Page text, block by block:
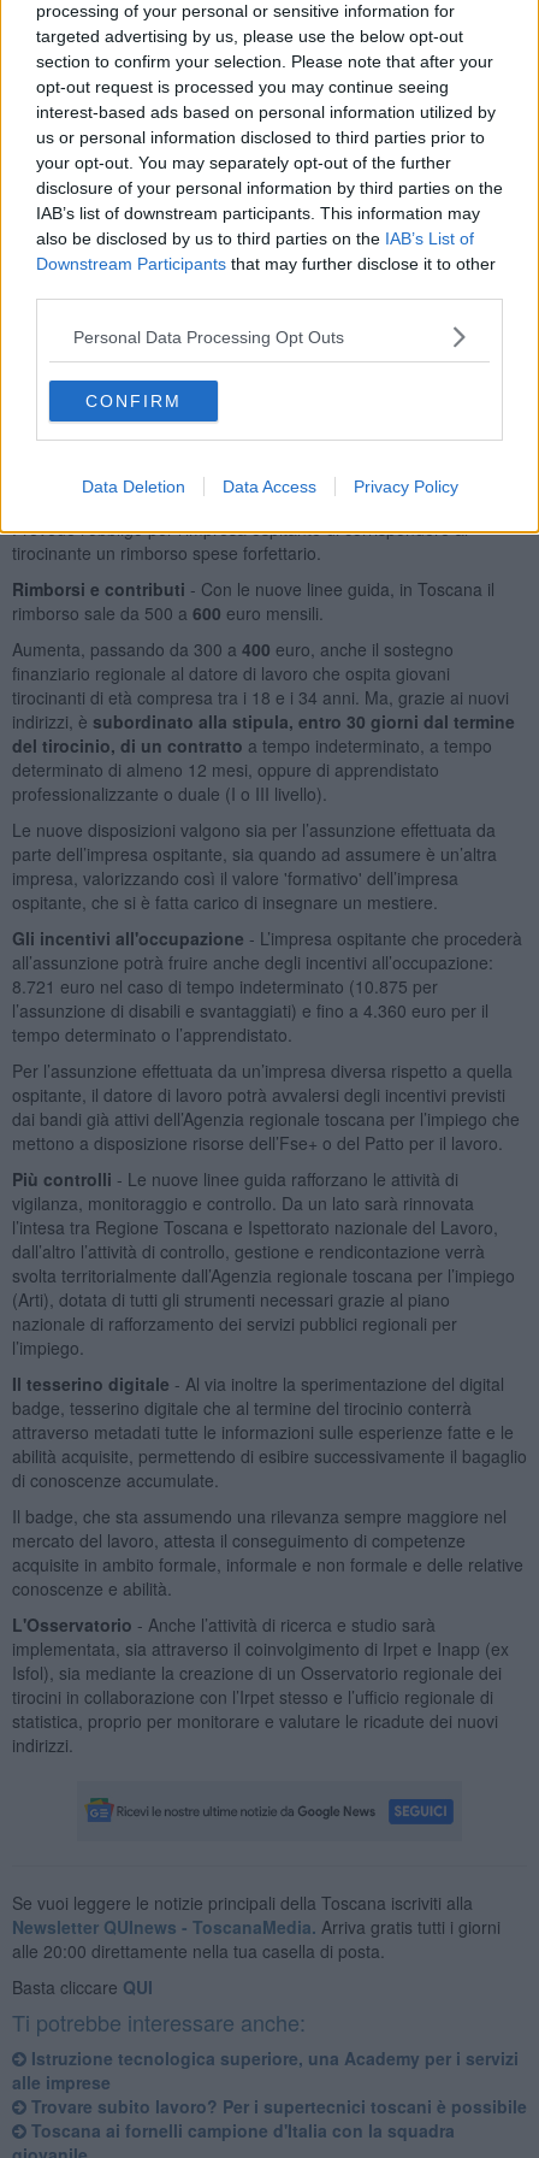
processing of your personal or sensitive information for
targeted advertising by us, please use the below opt-out
section to confirm your selection. Please note that after your
opt-out request is processed you may continue seeing
interest-based ads based on personal information utilized by
us or personal information disclosed to third parties prior to
your opt-out. You may separately opt-out of the further
disclosure of your personal information by third parties on the
IAB’s list of downstream participants. This information may
also be disclosed by us to third parties on the IAB’s List of
Downstream Participants that may further disclose it to other
Personal Data Processing Opt Outs
CONFIRM
Data Deletion Data Access Privacy Policy
firmato un contratto entro sei mesi. A seguire, si piazzano
Veneto
(66,9%),
Marche(66,4%), Umbria edEmilia-Romagna(66,1%), a
fronte di una media nazionale del 62%.
“È una riforma – ha osservato Nardini - che segna un radicale
cambio di paradigma ed è frutto di una approfondita
concertazione con le parti sociali". Ed ha aggiunto: "Il nostro
obiettivo è quello di qualificare lo strumento del tirocinio affinché
costituisca una valida opportunità formativa e offra un serio
orizzonte di buona occupazione, stabile, sicura e di qualità”.
Le novità punto per punto
- Il tirocinio è un'esperienza
formativa realizzata presso soggetti pubblici o privati con l’obiettivo
orientamento nel caso in cui sia svolto entro 24 mesi dal
conseguimento del diploma o della laurea, mentre ha finalità di
reinserimento qualora sia rivolto a disoccupati, beneficiarie e
altra occupazione.
Prevede l’obbligo per l’impresa ospitante di corrispondere al
tirocinante un rimborso spese forfettario.
Rimborsi e contributi - Con le nuove linee guida, in Toscana il
rimborso sale da 500 a 600 euro mensili.
Aumenta, passando da 300 a 400 euro, anche il sostegno
finanziario regionale al datore di lavoro che ospita giovani
tirocinanti di età compresa tra i 18 e i 34 anni. Ma, grazie ai nuovi
indirizzi, è subordinato alla stipula, entro 30 giorni dal termine
del tirocinio, di un contratto a tempo indeterminato, a tempo
determinato di almeno 12 mesi, oppure di apprendistato
professionalizzante o duale (I o III livello).
Le nuove disposizioni valgono sia per l’assunzione effettuata da
parte dell’impresa ospitante, sia quando ad assumere è un’altra
impresa, valorizzando così il valore 'formativo' dell’impresa
ospitante, che si è fatta carico di insegnare un mestiere.
Gli incentivi all'occupazione - L’impresa ospitante che procederà
all’assunzione potrà fruire anche degli incentivi all’occupazione:
8.721 euro nel caso di tempo indeterminato (10.875 per
l’assunzione di disabili e svantaggiati) e fino a 4.360 euro per il
tempo determinato o l’apprendistato.
Per l’assunzione effettuata da un’impresa diversa rispetto a quella
ospitante, il datore di lavoro potrà avvalersi degli incentivi previsti
dai bandi già attivi dell’Agenzia regionale toscana per l’impiego che
mettono a disposizione risorse dell’Fse+ o del Patto per il lavoro.
Più controlli - Le nuove linee guida rafforzano le attività di
vigilanza, monitoraggio e controllo. Da un lato sarà rinnovata
l’intesa tra Regione Toscana e Ispettorato nazionale del Lavoro,
dall’altro l’attività di controllo, gestione e rendicontazione verrà
svolta territorialmente dall’Agenzia regionale toscana per l’impiego
(Arti), dotata di tutti gli strumenti necessari grazie al piano
nazionale di rafforzamento dei servizi pubblici regionali per
l’impiego.
Il tesserino digitale - Al via inoltre la sperimentazione del digital
badge, tesserino digitale che al termine del tirocinio conterrà
attraverso metadati tutte le informazioni sulle esperienze fatte e le
abilità acquisite, permettendo di esibire successivamente il bagaglio
di conoscenze accumulate.
Il badge, che sta assumendo una rilevanza sempre maggiore nel
mercato del lavoro, attesta il conseguimento di competenze
acquisite in ambito formale, informale e non formale e delle relative
conoscenze e abilità.
L'Osservatorio - Anche l’attività di ricerca e studio sarà
implementata, sia attraverso il coinvolgimento di Irpet e Inapp (ex
Isfol), sia mediante la creazione di un Osservatorio regionale dei
tirocini in collaborazione con l’Irpet stesso e l’ufficio regionale di
statistica, proprio per monitorare e valutare le ricadute dei nuovi
indirizzi.
Se vuoi leggere le notizie principali della Toscana iscriviti alla
Newsletter QUInews - ToscanaMedia. Arriva gratis tutti i giorni
alle 20:00 direttamente nella tua casella di posta.
Basta cliccare QUI
Ti potrebbe interessare anche:
Istruzione tecnologica superiore, una Academy per i servizi
alle imprese
Trovare subito lavoro? Per i supertecnici toscani è possibile
Toscana ai fornelli campione d'Italia con la squadra